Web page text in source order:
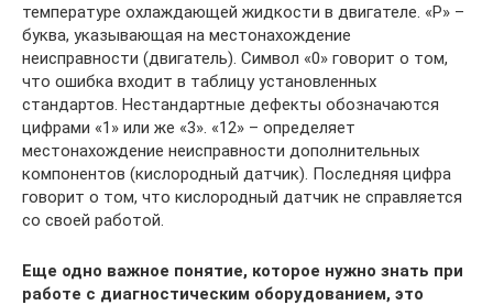
температуре охлаждающей жидкости в двигателе. «P» –
буква, указывающая на местонахождение
неисправности (двигатель). Символ «0» говорит о том,
что ошибка входит в таблицу установленных
стандартов. Нестандартные дефекты обозначаются
цифрами «1» или же «3». «12» – определяет
местонахождение неисправности дополнительных
компонентов (кислородный датчик). Последняя цифра
говорит о том, что кислородный датчик не справляется
со своей работой.
Еще одно важное понятие, которое нужно знать при
работе с диагностическим оборудованием, это